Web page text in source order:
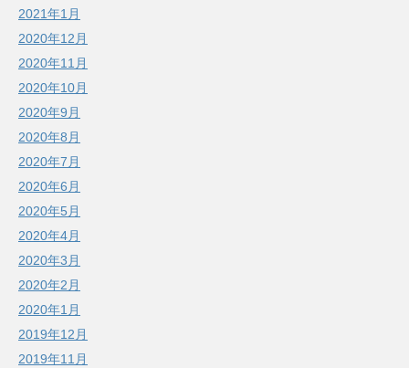
2021年1月
2020年12月
2020年11月
2020年10月
2020年9月
2020年8月
2020年7月
2020年6月
2020年5月
2020年4月
2020年3月
2020年2月
2020年1月
2019年12月
2019年11月